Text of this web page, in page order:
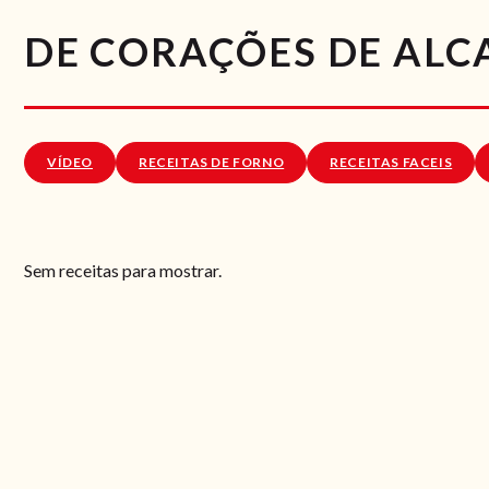
DE CORAÇÕES DE
VÍDEO RECEITAS DE FORNO RECEITAS FACEIS
Sem receitas para mostrar.